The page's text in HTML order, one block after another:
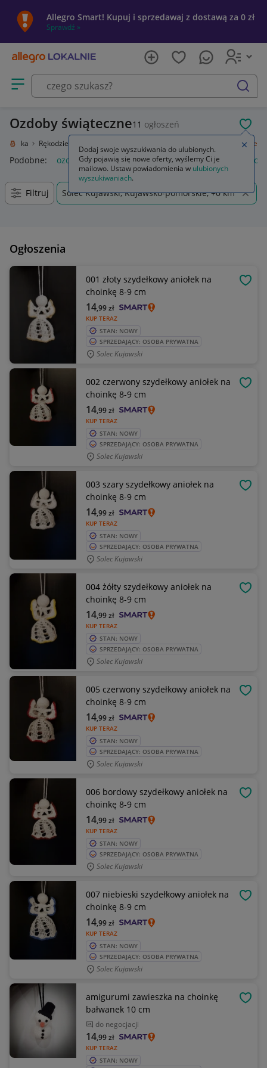
Allegro Smart! Kupuj i sprzedawaj z dostawą za 0 zł
Sprawdź »
Otwórz menu z kategoriami
szukaj
Ozdoby świąteczne11 ogłoszeń
i sztuka Rękodzieło Ozdoby świąteczne
Podobne: ozdoby świąteczne ozdoby świąteczne boże
Filtruj Solec Kujawski, Kujawsko-pomorskie, +0 km
Ogłoszenia
001 złoty szydełkowy aniołek na
choinkę 8-9 cm
KUP TERAZ
14,99zł
STAN: NOWY
SPRZEDAJĄCY: OSOBA PRYWATNA
Solec Kujawski
002 czerwony szydełkowy aniołek na
choinkę 8-9 cm
KUP TERAZ
14,99zł
STAN: NOWY
SPRZEDAJĄCY: OSOBA PRYWATNA
Solec Kujawski
003 szary szydełkowy aniołek na
choinkę 8-9 cm
KUP TERAZ
14,99zł
STAN: NOWY
SPRZEDAJĄCY: OSOBA PRYWATNA
Solec Kujawski
004 żółty szydełkowy aniołek na
choinkę 8-9 cm
KUP TERAZ
14,99zł
STAN: NOWY
SPRZEDAJĄCY: OSOBA PRYWATNA
Solec Kujawski
005 czerwony szydełkowy aniołek na
choinkę 8-9 cm
KUP TERAZ
14,99zł
STAN: NOWY
SPRZEDAJĄCY: OSOBA PRYWATNA
Solec Kujawski
006 bordowy szydełkowy aniołek na
choinkę 8-9 cm
KUP TERAZ
14,99zł
STAN: NOWY
SPRZEDAJĄCY: OSOBA PRYWATNA
Solec Kujawski
007 niebieski szydełkowy aniołek na
choinkę 8-9 cm
KUP TERAZ
14,99zł
STAN: NOWY
SPRZEDAJĄCY: OSOBA PRYWATNA
Solec Kujawski
amigurumi zawieszka na choinkę
bałwanek 10 cm
do negocjacji
KUP TERAZ
14,99zł
STAN: NOWY
Dodaj swoje wyszukiwania do ulubionych.
Gdy pojawią się nowe oferty, wyślemy Ci je
mailowo. Ustaw powiadomienia w ulubionych
wyszukiwaniach.